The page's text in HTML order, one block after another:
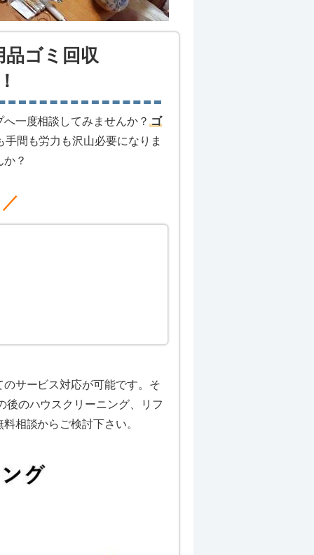
品ゴミ回収
一度相談してみませんか？ゴ
手間も労力も沢山必要になりま
？
サービス対応が可能です。そ
後のハウスクリーニング、リフ
相談からご検討下さい。